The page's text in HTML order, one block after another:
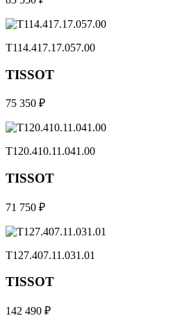
T114.417.17.057.00
TISSOT
75 350 ₽
T120.410.11.041.00
TISSOT
71 750 ₽
T127.407.11.031.01
TISSOT
142 490 ₽